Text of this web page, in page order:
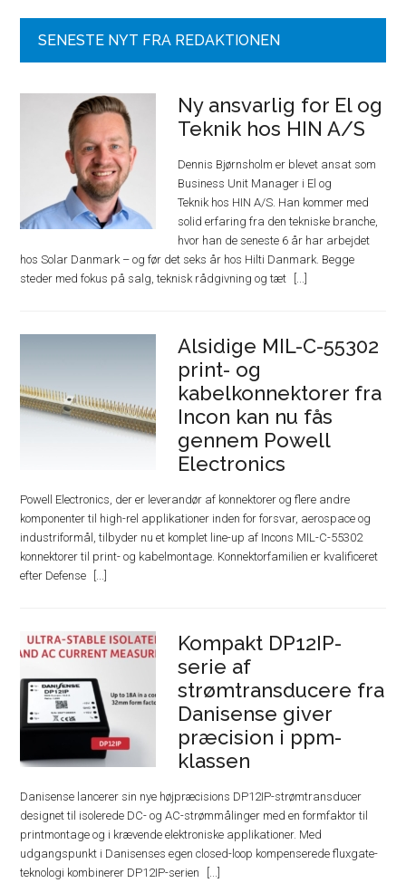
SENESTE NYT FRA REDAKTIONEN
Ny ansvarlig for El og
Teknik hos HIN A/S
Dennis Bjørnsholm er blevet ansat som
Business Unit Manager i El og
Teknik hos HIN A/S. Han kommer med
solid erfaring fra den tekniske branche,
hvor han de seneste 6 år har arbejdet
hos Solar Danmark – og før det seks år hos Hilti Danmark. Begge
steder med fokus på salg, teknisk rådgivning og tæt
Alsidige MIL-C-55302
print- og
kabelkonnektorer fra
Incon kan nu fås
gennem Powell
Electronics
Powell Electronics, der er leverandør af konnektorer og flere andre
komponenter til high-rel applikationer inden for forsvar, aerospace og
industriformål, tilbyder nu et komplet line-up af Incons MIL-C-55302
konnektorer til print- og kabelmontage. Konnektorfamilien er kvalificeret
efter Defense
Kompakt DP12IP-
serie af
strømtransducere fra
Danisense giver
præcision i ppm-
klassen
Danisense lancerer sin nye højpræcisions DP12IP-strømtransducer
designet til isolerede DC- og AC-strømmålinger med en formfaktor til
printmontage og i krævende elektroniske applikationer. Med
udgangspunkt i Danisenses egen closed-loop kompenserede fluxgate-
teknologi kombinerer DP12IP-serien